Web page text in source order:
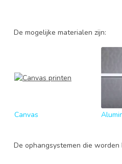
De mogelijke materialen zijn:
Canvas
De ophangsystemen die